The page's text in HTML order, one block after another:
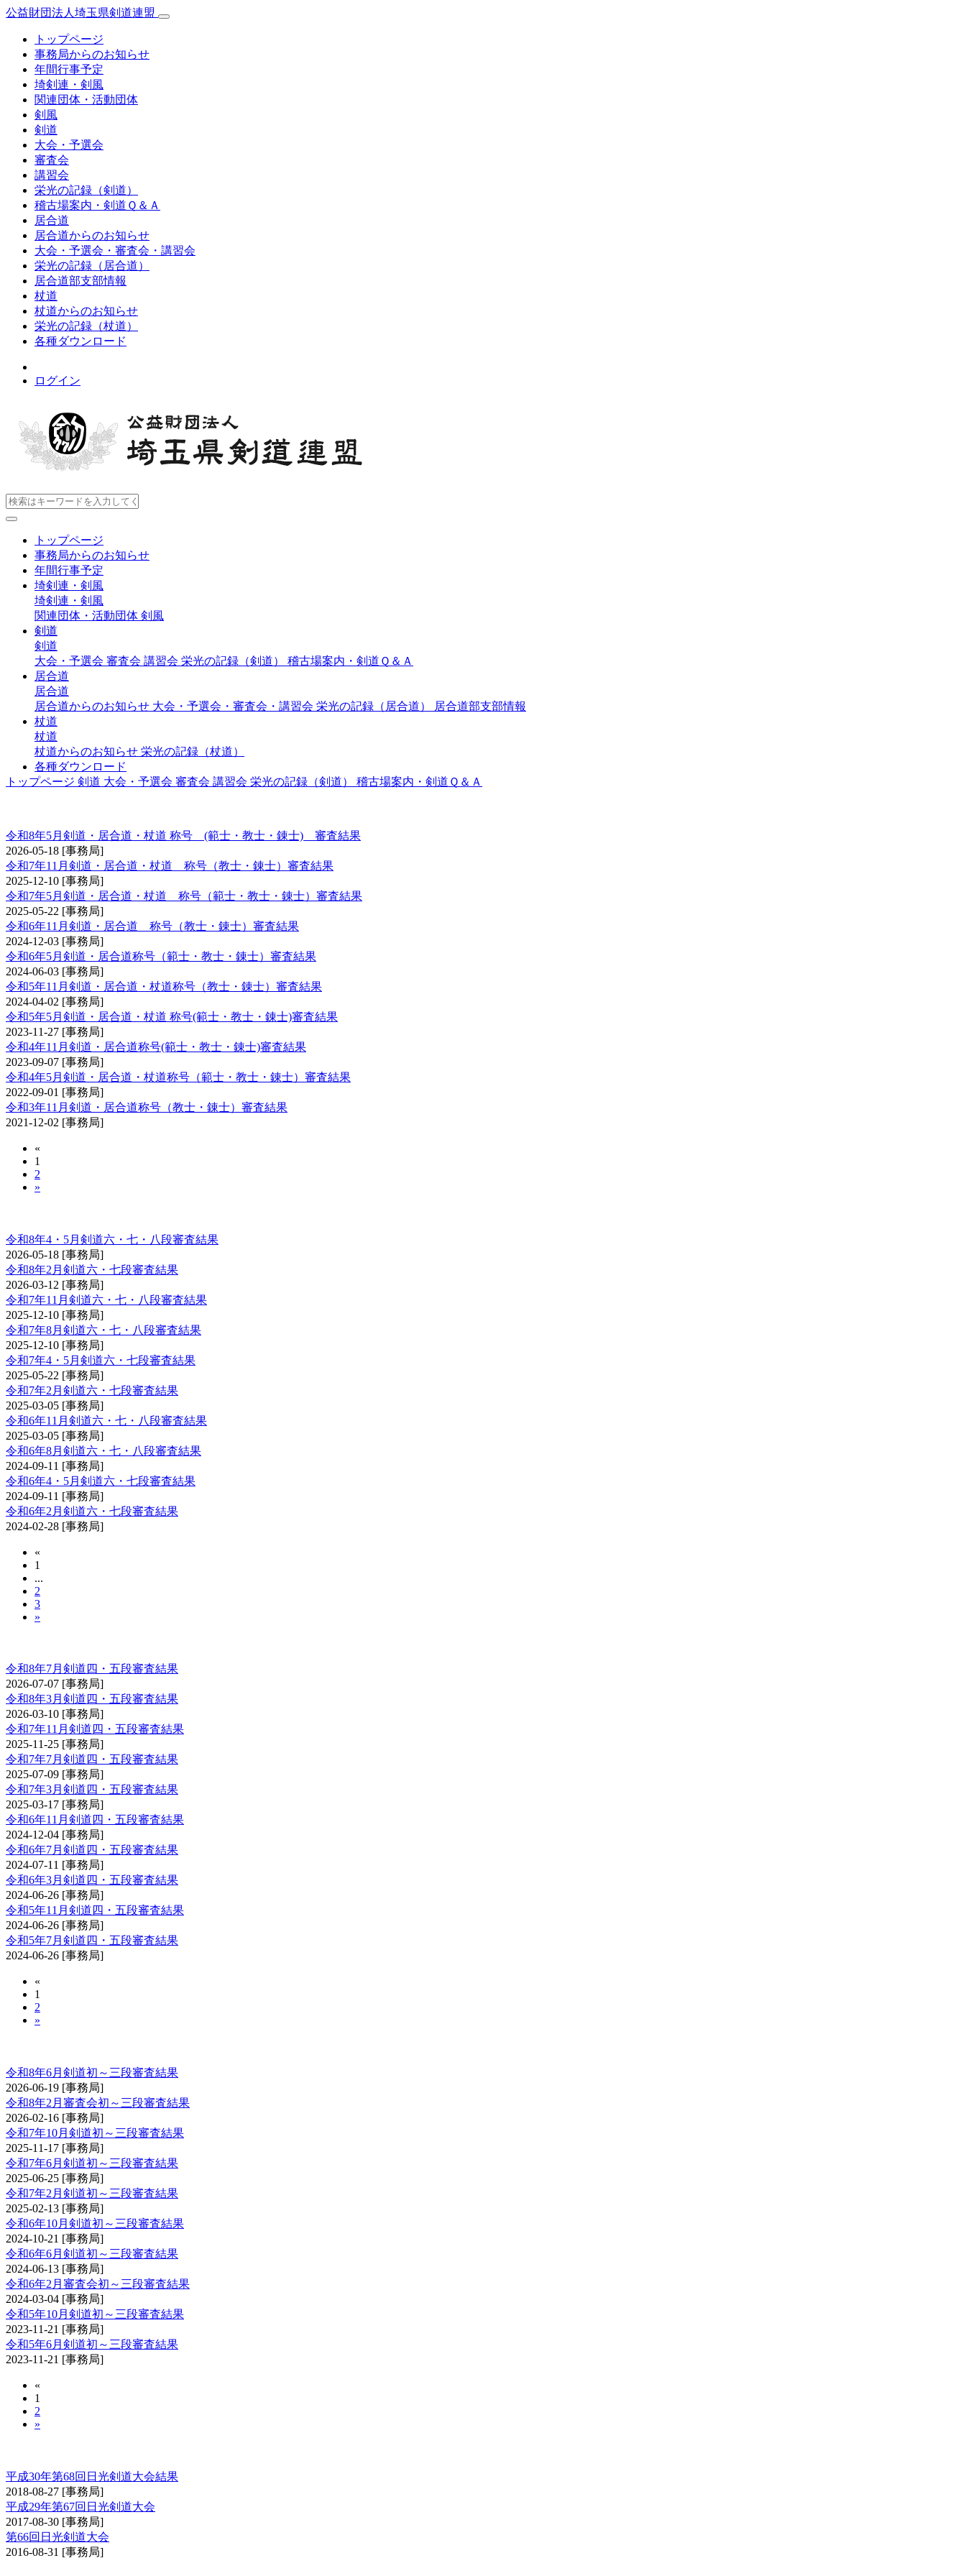
公益財団法人埼玉県剣道連盟
トップページ
事務局からのお知らせ
年間行事予定
埼剣連・剣風
関連団体・活動団体
剣風
剣道
大会・予選会
審査会
講習会
栄光の記録（剣道）
稽古場案内・剣道Ｑ＆Ａ
居合道
居合道からのお知らせ
大会・予選会・審査会・講習会
栄光の記録（居合道）
居合道部支部情報
杖道
杖道からのお知らせ
栄光の記録（杖道）
各種ダウンロード
ログイン
トップページ
事務局からのお知らせ
年間行事予定
埼剣連・剣風
埼剣連・剣風
関連団体・活動団体 剣風
剣道
剣道
大会・予選会 審査会 講習会 栄光の記録（剣道） 稽古場案内・剣道Ｑ＆Ａ
居合道
居合道
居合道からのお知らせ 大会・予選会・審査会・講習会 栄光の記録（居合道）
居合道部支部情報
杖道
杖道
杖道からのお知らせ 栄光の記録（杖道）
各種ダウンロード
トップページ 剣道 大会・予選会 審査会 講習会 栄光の記録（剣道） 稽古場案内・剣道Ｑ＆Ａ
令和8年5月剣道・居合道・杖道 称号 (範士・教士・錬士) 審査結果
2026-05-18 [事務局]
令和7年11月剣道・居合道・杖道 称号（教士・錬士）審査結果
2025-12-10 [事務局]
令和7年5月剣道・居合道・杖道 称号（範士・教士・錬士）審査結果
2025-05-22 [事務局]
令和6年11月剣道・居合道 称号（教士・錬士）審査結果
2024-12-03 [事務局]
令和6年5月剣道・居合道称号（範士・教士・錬士）審査結果
2024-06-03 [事務局]
令和5年11月剣道・居合道・杖道称号（教士・錬士）審査結果
2024-04-02 [事務局]
令和5年5月剣道・居合道・杖道 称号(範士・教士・錬士)審査結果
2023-11-27 [事務局]
令和4年11月剣道・居合道称号(範士・教士・錬士)審査結果
2023-09-07 [事務局]
令和4年5月剣道・居合道・杖道称号（範士・教士・錬士）審査結果
2022-09-01 [事務局]
令和3年11月剣道・居合道称号（教士・錬士）審査結果
2021-12-02 [事務局]
«
1
2
»
令和8年4・5月剣道六・七・八段審査結果
2026-05-18 [事務局]
令和8年2月剣道六・七段審査結果
2026-03-12 [事務局]
令和7年11月剣道六・七・八段審査結果
2025-12-10 [事務局]
令和7年8月剣道六・七・八段審査結果
2025-12-10 [事務局]
令和7年4・5月剣道六・七段審査結果
2025-05-22 [事務局]
令和7年2月剣道六・七段審査結果
2025-03-05 [事務局]
令和6年11月剣道六・七・八段審査結果
2025-03-05 [事務局]
令和6年8月剣道六・七・八段審査結果
2024-09-11 [事務局]
令和6年4・5月剣道六・七段審査結果
2024-09-11 [事務局]
令和6年2月剣道六・七段審査結果
2024-02-28 [事務局]
«
1
...
2
3
»
令和8年7月剣道四・五段審査結果
2026-07-07 [事務局]
令和8年3月剣道四・五段審査結果
2026-03-10 [事務局]
令和7年11月剣道四・五段審査結果
2025-11-25 [事務局]
令和7年7月剣道四・五段審査結果
2025-07-09 [事務局]
令和7年3月剣道四・五段審査結果
2025-03-17 [事務局]
令和6年11月剣道四・五段審査結果
2024-12-04 [事務局]
令和6年7月剣道四・五段審査結果
2024-07-11 [事務局]
令和6年3月剣道四・五段審査結果
2024-06-26 [事務局]
令和5年11月剣道四・五段審査結果
2024-06-26 [事務局]
令和5年7月剣道四・五段審査結果
2024-06-26 [事務局]
«
1
2
»
令和8年6月剣道初～三段審査結果
2026-06-19 [事務局]
令和8年2月審査会初～三段審査結果
2026-02-16 [事務局]
令和7年10月剣道初～三段審査結果
2025-11-17 [事務局]
令和7年6月剣道初～三段審査結果
2025-06-25 [事務局]
令和7年2月剣道初～三段審査結果
2025-02-13 [事務局]
令和6年10月剣道初～三段審査結果
2024-10-21 [事務局]
令和6年6月剣道初～三段審査結果
2024-06-13 [事務局]
令和6年2月審査会初～三段審査結果
2024-03-04 [事務局]
令和5年10月剣道初～三段審査結果
2023-11-21 [事務局]
令和5年6月剣道初～三段審査結果
2023-11-21 [事務局]
«
1
2
»
平成30年第68回日光剣道大会結果
2018-08-27 [事務局]
平成29年第67回日光剣道大会
2017-08-30 [事務局]
第66回日光剣道大会
2016-08-31 [事務局]